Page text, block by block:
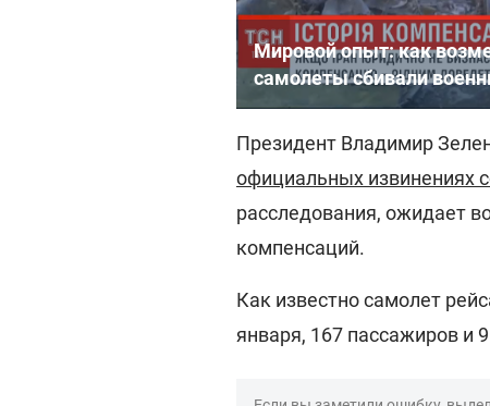
Мировой опыт: как
самолеты сбивали
Президент Владимир
официальных извинениях
расследования, ожидает
компенсаций.
Как известно самолет
января, 167 пассажиров и